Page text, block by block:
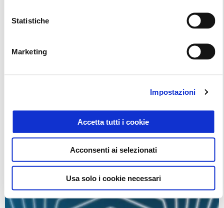
Statistiche
Marketing
Impostazioni
Accetta tutti i cookie
Acconsenti ai selezionati
Usa solo i cookie necessari
NUOVO PIAGGIO MP3 CON VANTAGGI FINO A